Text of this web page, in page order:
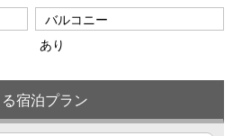
バルコニー
あり
宿泊プラン